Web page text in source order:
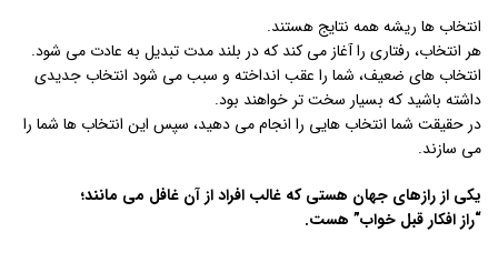
انتخاب ها ریشه همه نتایج هستند.
هر انتخاب، رفتاری را آغاز می کند که در بلند مدت تبدیل به عادت می شود.
انتخاب های ضعیف، شما را عقب انداخته و سبب می شود انتخاب جدیدی
داشته باشید که بسیار سخت تر خواهند بود.
در حقیقت شما انتخاب هایی را انجام می دهید، سپس این انتخاب ها شما را
می سازند.
یکی از رازهای جهان هستی که غالب افراد از آن غافل می مانند؛
“راز افکار قبل خواب” هست.